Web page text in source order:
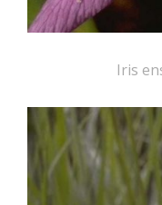
Iris